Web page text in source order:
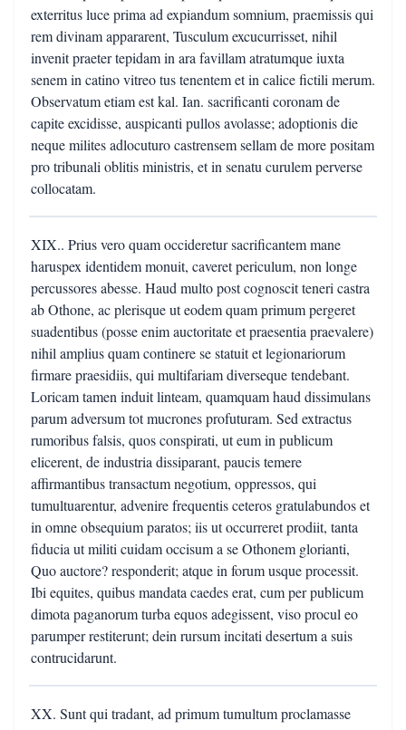
exterritus luce prima ad expiandum somnium, praemissis qui
rem divinam appararent, Tusculum excucurrisset, nihil
invenit praeter tepidam in ara favillam atratumque iuxta
senem in catino vitreo tus tenentem et in calice fictili merum.
Observatum etiam est kal. Ian. sacrificanti coronam de
capite excidisse, auspicanti pullos avolasse; adoptionis die
neque milites adlocuturo castrensem sellam de more positam
pro tribunali oblitis ministris, et in senatu curulem perverse
collocatam.
XIX.. Prius vero quam occideretur sacrificantem mane
haruspex identidem monuit, caveret periculum, non longe
percussores abesse. Haud multo post cognoscit teneri castra
ab Othone, ac plerisque ut eodem quam primum pergeret
suadentibus (posse enim auctoritate et praesentia praevalere)
nihil amplius quam continere se statuit et legionariorum
firmare praesidiis, qui multifariam diverseque tendebant.
Loricam tamen induit linteam, quamquam haud dissimulans
parum adversum tot mucrones profuturam. Sed extractus
rumoribus falsis, quos conspirati, ut eum in publicum
elicerent, de industria dissiparant, paucis temere
affirmantibus transactum negotium, oppressos, qui
tumultuarentur, advenire frequentis ceteros gratulabundos et
in omne obsequium paratos; iis ut occurreret prodiit, tanta
fiducia ut militi cuidam occisum a se Othonem glorianti,
Quo auctore? responderit; atque in forum usque processit.
Ibi equites, quibus mandata caedes erat, cum per publicum
dimota paganorum turba equos adegissent, viso procul eo
parumper restiterunt; dein rursum incitati desertum a suis
contrucidarunt.
XX. Sunt qui tradant, ad primum tumultum proclamasse